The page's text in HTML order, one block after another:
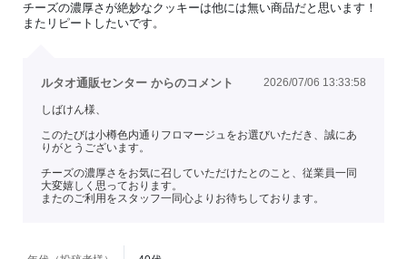
チーズの濃厚さが絶妙なクッキーは他には無い商品だと思います！
またリピートしたいです。
ルタオ通販センター からのコメント 2026/07/06 13:33:58
しばけん様、
このたびは小樽色内通りフロマージュをお選びいただき、誠にあ
りがとうございます。
チーズの濃厚さをお気に召していただけたとのこと、従業員一同
大変嬉しく思っております。
またのご利用をスタッフ一同心よりお待ちしております。